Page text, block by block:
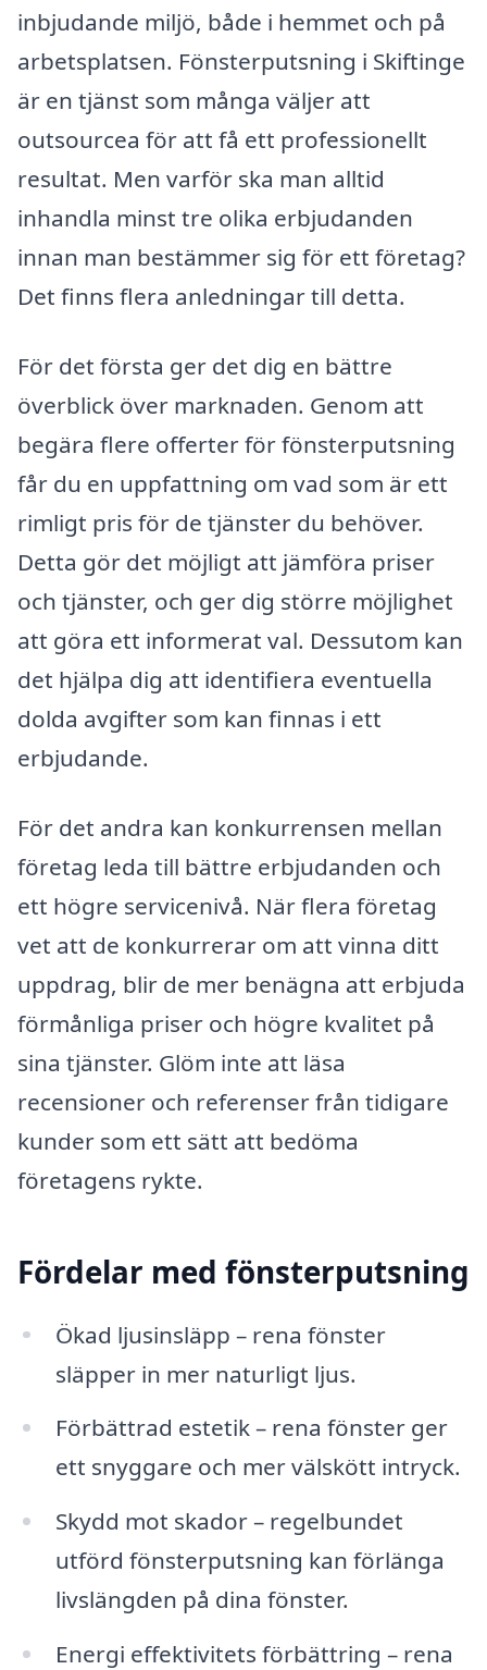
inbjudande miljö, både i hemmet och på
arbetsplatsen. Fönsterputsning i Skiftinge
är en tjänst som många väljer att
outsourcea för att få ett professionellt
resultat. Men varför ska man alltid
inhandla minst tre olika erbjudanden
innan man bestämmer sig för ett företag?
Det finns flera anledningar till detta.
För det första ger det dig en bättre
överblick över marknaden. Genom att
begära flere offerter för fönsterputsning
får du en uppfattning om vad som är ett
rimligt pris för de tjänster du behöver.
Detta gör det möjligt att jämföra priser
och tjänster, och ger dig större möjlighet
att göra ett informerat val. Dessutom kan
det hjälpa dig att identifiera eventuella
dolda avgifter som kan finnas i ett
erbjudande.
För det andra kan konkurrensen mellan
företag leda till bättre erbjudanden och
ett högre servicenivå. När flera företag
vet att de konkurrerar om att vinna ditt
uppdrag, blir de mer benägna att erbjuda
förmånliga priser och högre kvalitet på
sina tjänster. Glöm inte att läsa
recensioner och referenser från tidigare
kunder som ett sätt att bedöma
företagens rykte.
Fördelar med fönsterputsning
Ökad ljusinsläpp – rena fönster
släpper in mer naturligt ljus.
Förbättrad estetik – rena fönster ger
ett snyggare och mer välskött intryck.
Skydd mot skador – regelbundet
utförd fönsterputsning kan förlänga
livslängden på dina fönster.
Energi effektivitets förbättring – rena